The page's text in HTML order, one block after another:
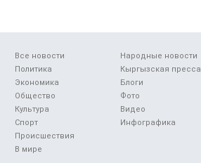
Все новости
Политика
Экономика
Общество
Культура
Спорт
Происшествия
В мире
Народные новости
Кыргызская пресса
Блоги
Фото
Видео
Инфографика